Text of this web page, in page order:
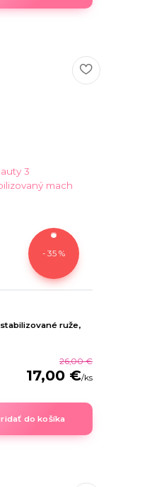
- 35 %
ruže,
26,00 €
17,00 €/ks
do košíka